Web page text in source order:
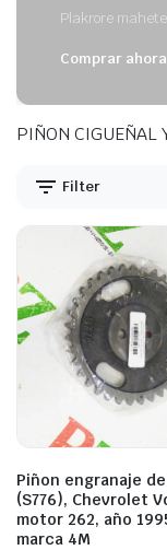
Plakrore
Comprar ahora
PIÑON CIGUEÑAL
Filter
Piñon engranaje
(S776), Chevrolet
motor 262, año
marca 4M